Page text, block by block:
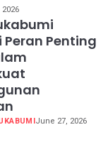
Peran Penting
June 27, 2026